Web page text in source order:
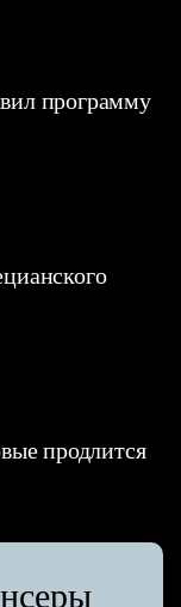
программу
продлится